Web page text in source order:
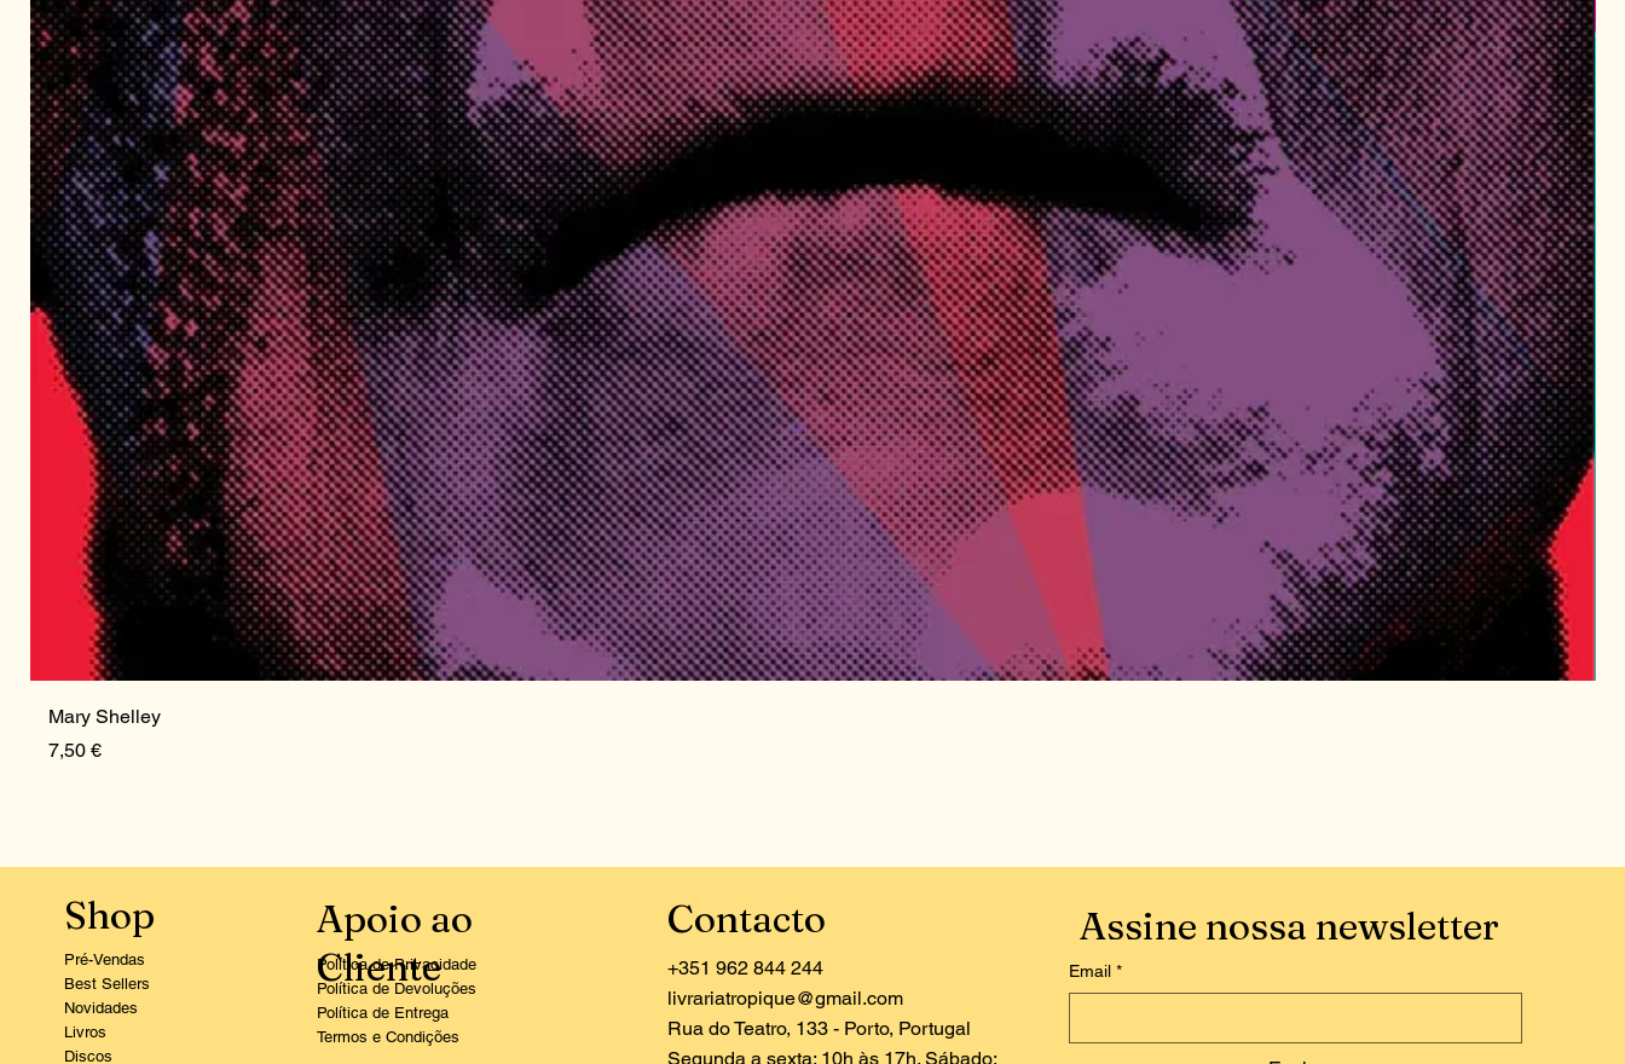
Mary Shelley
Preço
7,50 €
Shop
Pré-Vendas
Best Sellers
Novidades
Livros
Discos
Apoio ao
Cliente
Política de Privacidade
Política de Devoluções
Política de Entrega
Termos e Condições
Contacto
+351 962 844 244
livrariatropique@gmail.com
Rua do Teatro, 133 - Porto, Portugal
Segunda a sexta: 10h às 17h. Sábado:
Email *
Assine nossa newsletter